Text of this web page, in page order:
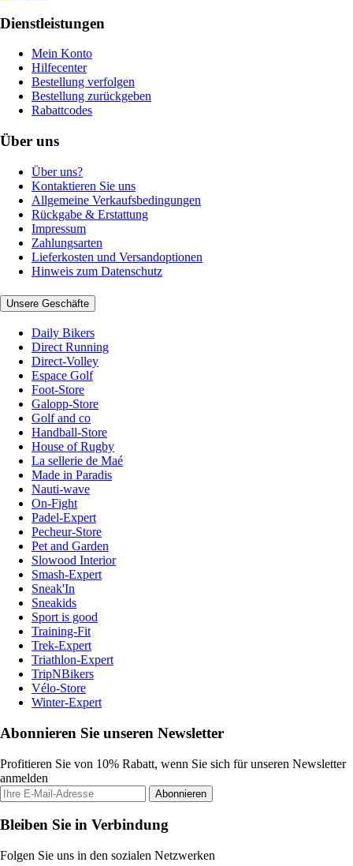
Dienstleistungen
Mein Konto
Hilfecenter
Bestellung verfolgen
Bestellung zurückgeben
Rabattcodes
Über uns
Über uns?
Kontaktieren Sie uns
Allgemeine Verkaufsbedingungen
Rückgabe & Erstattung
Impressum
Zahlungsarten
Lieferkosten und Versandoptionen
Hinweis zum Datenschutz
Unsere Geschäfte
Daily Bikers
Direct Running
Direct-Volley
Espace Golf
Foot-Store
Galopp-Store
Golf and co
Handball-Store
House of Rugby
La sellerie de Maé
Made in Paradis
Nauti-wave
On-Fight
Padel-Expert
Pecheur-Store
Pet and Garden
Slowood Interior
Smash-Expert
Sneak'In
Sneakids
Sport is good
Training-Fit
Trek-Expert
Triathlon-Expert
TripNBikers
Vélo-Store
Winter-Expert
Abonnieren Sie unseren Newsletter
Profitieren Sie von 10% Rabatt, wenn Sie sich für unseren Newsletter
anmelden
Abonnieren
Bleiben Sie in Verbindung
Folgen Sie uns in den sozialen Netzwerken